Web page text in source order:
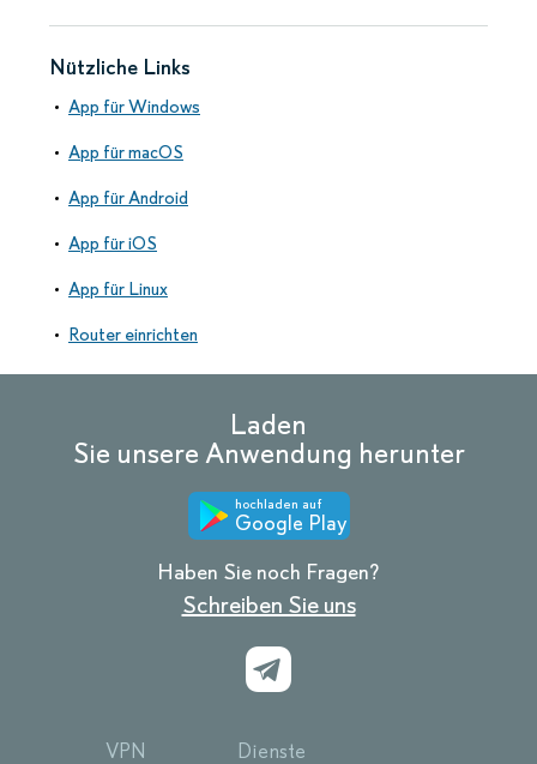
Nützliche Links
App für Windows
App für macOS
App für Android
App für iOS
App für Linux
Router einrichten
Laden
Sie unsere Anwendung herunter
hochladen auf
Google Play
Haben Sie noch Fragen?
Schreiben Sie uns
VPN
Dienste